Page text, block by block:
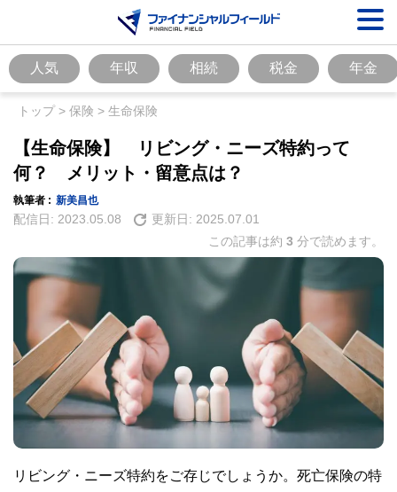
人気 年収 相続 税金 年金
トップ> 保険 > 生命保険
【生命保険】 リビング・ニーズ特約って
何？ メリット・留意点は？
執筆者 : 新美昌也
配信日: 2023.05.08 更新日: 2025.07.01
この記事は約 3 分で読めます。
リビング・ニーズ特約をご存じでしょうか。死亡保険の特